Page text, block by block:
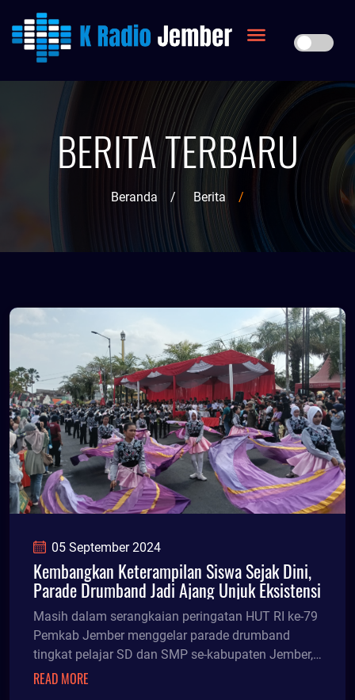
BERITA TERBARU
Beranda / Berita /
05 September 2024
Kembangkan Keterampilan Siswa Sejak Dini,
Parade Drumband Jadi Ajang Unjuk Eksistensi
Masih dalam serangkaian peringatan HUT RI ke-79
Pemkab Jember menggelar parade drumband
tingkat pelajar SD dan SMP se-kabupaten Jember,
Rabu (4/9/24) siang.
READ MORE